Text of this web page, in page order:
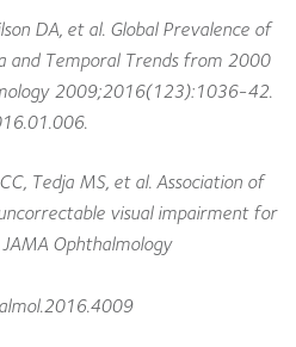
DA, et al. Global Prevalence of
and Temporal Trends from 2000
2009;2016(123):1036-42.
Tedja MS, et al. Association of
visual impairment for
Ophthalmology